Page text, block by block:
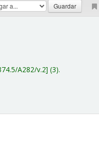
A282/v.2 (3).